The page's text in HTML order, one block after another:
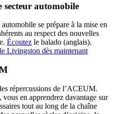
automobile
se prépare à la mise en
au respect des nouvelles
Écoutez le balado (anglais).
répercussions de l’ACEUM.
en apprendrez davantage sur
tout au long de la chaîne